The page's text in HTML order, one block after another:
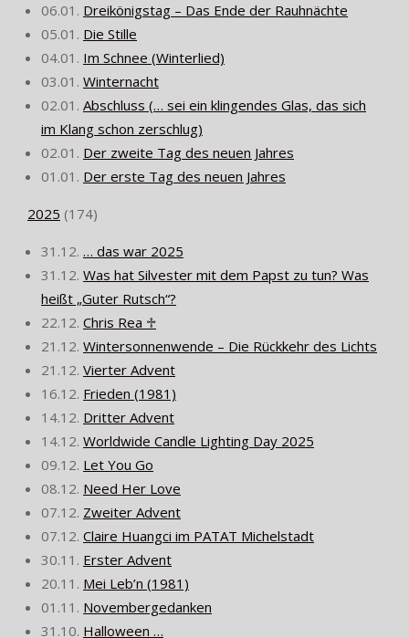
06.01. Dreikönigstag – Das Ende der Rauhnächte
05.01. Die Stille
04.01. Im Schnee (Winterlied)
03.01. Winternacht
02.01. Abschluss (… sei ein klingendes Glas, das sich
im Klang schon zerschlug)
02.01. Der zweite Tag des neuen Jahres
01.01. Der erste Tag des neuen Jahres
2025 (174)
31.12. … das war 2025
31.12. Was hat Silvester mit dem Papst zu tun? Was
heißt „Guter Rutsch“?
22.12. Chris Rea ♱
21.12. Wintersonnenwende – Die Rückkehr des Lichts
21.12. Vierter Advent
16.12. Frieden (1981)
14.12. Dritter Advent
14.12. Worldwide Candle Lighting Day 2025
09.12. Let You Go
08.12. Need Her Love
07.12. Zweiter Advent
07.12. Claire Huangci im PATAT Michelstadt
30.11. Erster Advent
20.11. Mei Leb’n (1981)
01.11. Novembergedanken
31.10. Halloween …